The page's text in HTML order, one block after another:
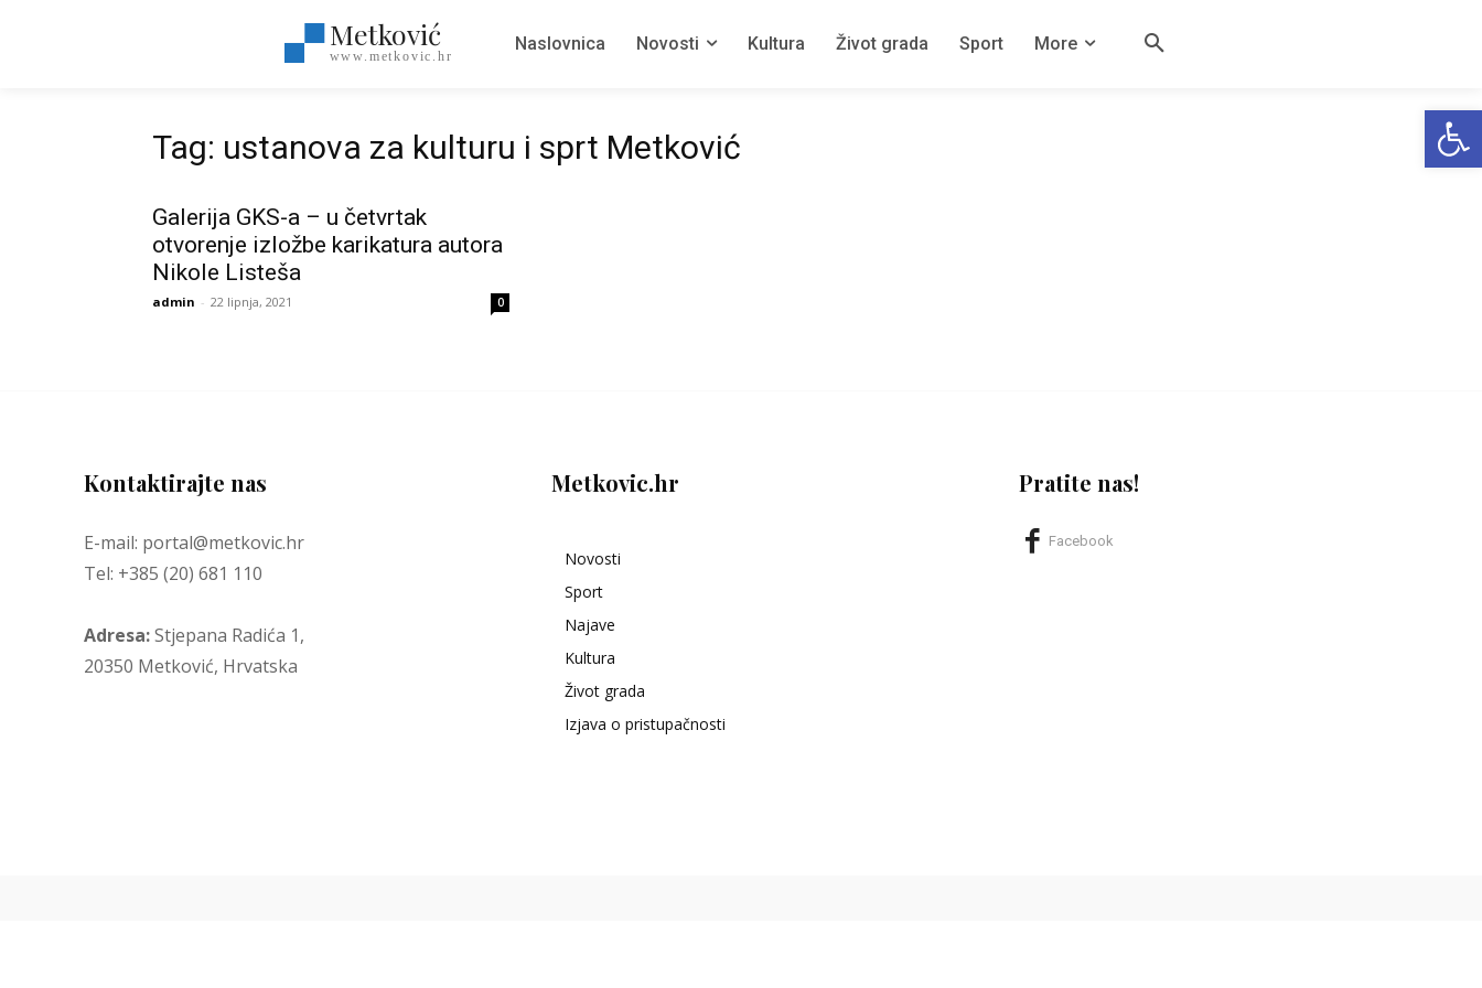
Metković
www.metkovic.hr
Naslovnica Novosti Kultura Život grada Sport More
Tag: ustanova za kulturu i sprt Metković
Galerija GKS-a – u četvrtak
otvorenje izložbe karikatura autora
Nikole Listeša
admin - 22 lipnja, 2021 0
Kontaktirajte nas
E-mail: portal@metkovic.hr
Tel: +385 (20) 681 110
Adresa:Stjepana Radića 1,
20350 Metković, Hrvatska
Metkovic.hr
Novosti
Sport
Najave
Kultura
Život grada
Izjava o pristupačnosti
Pratite nas!
Facebook